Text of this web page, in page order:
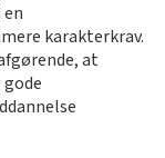
karakterkrav.
at